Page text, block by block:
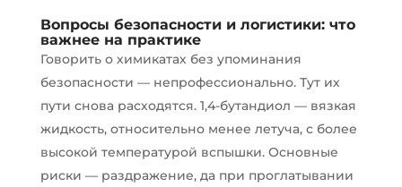
Вопросы безопасности и логистики: что
важнее на практике
Говорить о химикатах без упоминания
безопасности — непрофессионально. Тут их
пути снова расходятся. 1,4-бутандиол — вязкая
жидкость, относительно менее летуча, с более
высокой температурой вспышки. Основные
риски — раздражение, да при проглатывании